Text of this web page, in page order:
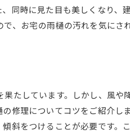
同時に見た目も美しくなり
、お宅の雨樋の汚れを気にさ
たしています。しかし、風
修理についてコツをご紹介
斜をつけることが必要です